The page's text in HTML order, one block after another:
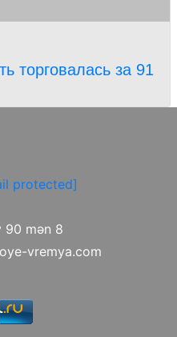
торговалась за 91
protected]
90 mən 8
vremya.com